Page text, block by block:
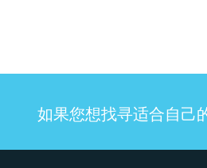
如果您想找寻适合自己